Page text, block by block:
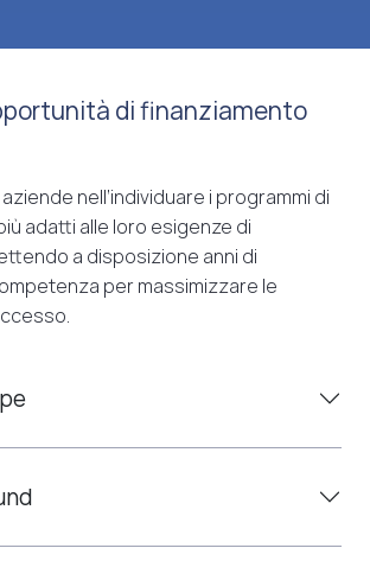
di finanziamento
nell’individuare i programmi di
adatti alle loro esigenze di
a disposizione anni di
per massimizzare le